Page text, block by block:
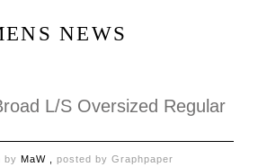
NEWS
L/S Oversized Regular
by MaW , posted by Graphpaper